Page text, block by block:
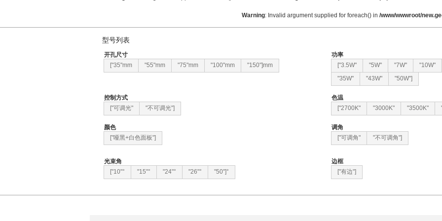
Warning: Invalid argument supplied for foreach() in /www/wwwroot/
型号列表
开孔尺寸
["35"mm
"55"mm "75"mm "100"mm "150"]mm
功率
["3.5W"
"5W" "7W"
"10W"
"35W"
"43W" "50W"]
控制方式
["可调光"
"不可调光"]
色温
["2700K"
"3000K" "3500K"
颜色
["哑黑+白色面板"]
调角
["可调角"
"不可调角"]
光束角
["10"°
"15"° "24"° "26"° "50"]°
边框
["有边"]